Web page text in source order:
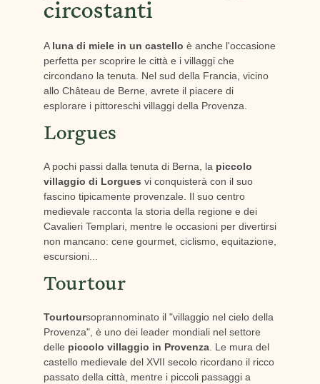
circostanti
A luna di miele in un castello è anche l'occasione
perfetta per scoprire le città e i villaggi che
circondano la tenuta. Nel sud della Francia, vicino
allo Château de Berne, avrete il piacere di
esplorare i pittoreschi villaggi della Provenza.
Lorgues
A pochi passi dalla tenuta di Berna, la piccolo
villaggio di Lorgues vi conquisterà con il suo
fascino tipicamente provenzale. Il suo centro
medievale racconta la storia della regione e dei
Cavalieri Templari, mentre le occasioni per divertirsi
non mancano: cene gourmet, ciclismo, equitazione,
escursioni...
Tourtour
Tourtoursoprannominato il "villaggio nel cielo della
Provenza", è uno dei leader mondiali nel settore
delle piccolo villaggio in Provenza. Le mura del
castello medievale del XVII secolo ricordano il ricco
passato della città, mentre i piccoli passaggi a